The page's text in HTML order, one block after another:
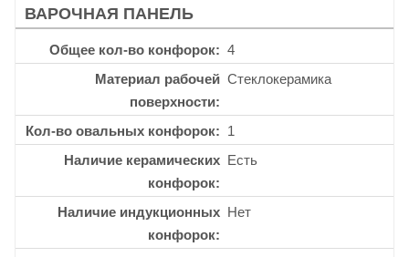
ВАРОЧНАЯ ПАНЕЛЬ
Общее кол-во конфорок
4
Материал рабочей
поверхности
Стеклокерамика
Кол-во овальных конфорок
1
Наличие керамических
конфорок
Есть
Наличие индукционных
конфорок
Нет